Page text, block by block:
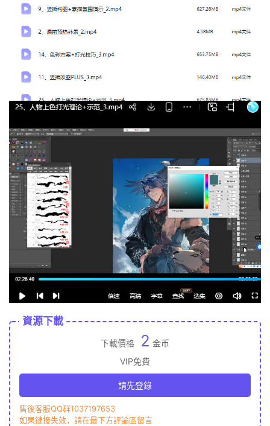
資源下載
下載價格 2 金币
VIP免費
請先登錄
售後客服QQ群1037197653
如果鏈接失效，請在最下方評論區留言